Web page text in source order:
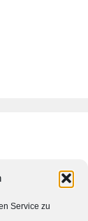
Service zu